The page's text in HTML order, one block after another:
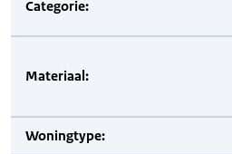
Categorie:
Materiaal:
Woningtype: